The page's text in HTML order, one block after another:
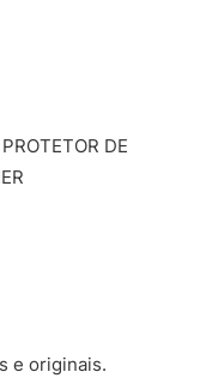
DE
e originais.